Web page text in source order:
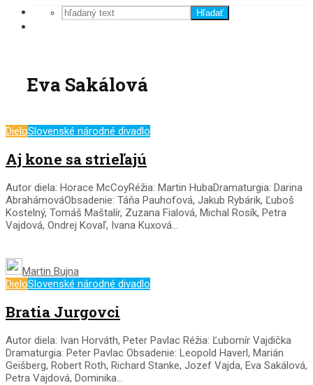
Hľadať
Eva Sakálová
DieloSlovenské národné divadlo
Aj kone sa strieľajú
Autor diela: Horace McCoyRéžia: Martin HubaDramaturgia: Darina
AbrahámováObsadenie: Táňa Pauhofová, Jakub Rybárik, Ľuboš
Kostelný, Tomáš Maštalír, Zuzana Fialová, Michal Rosík, Petra
Vajdová, Ondrej Kovaľ, Ivana Kuxová...
Martin Bujna
DieloSlovenské národné divadlo
Bratia Jurgovci
Autor diela: Ivan Horváth, Peter Pavlac Réžia: Ľubomír Vajdička
Dramaturgia: Peter Pavlac Obsadenie: Leopold Haverl, Marián
Geišberg, Robert Roth, Richard Stanke, Jozef Vajda, Eva Sakálová,
Petra Vajdová, Dominika...